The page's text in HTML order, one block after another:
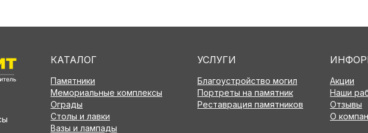
КАТАЛОГ
Памятники
Мемориальные комплексы
Ограды
Столы и лавки
Вазы и лампады
Благоустройство могил
Портреты на памятник
Реставрация памятников
УСЛУГИ
Акции
Наши
Отзывы
О